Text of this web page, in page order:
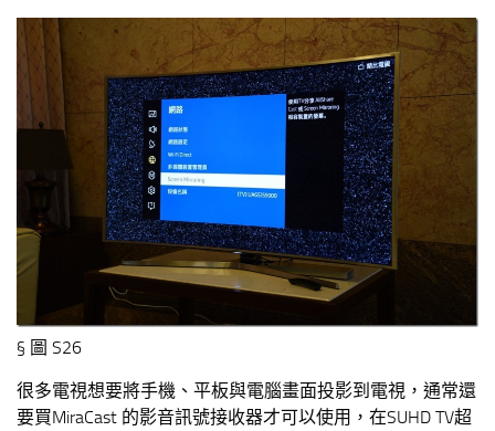
§ 圖 S26
很多電視想要將手機、平板與電腦畫面投影到電視，通常還
要買MiraCast 的影音訊號接收器才可以使用，在SUHD TV超